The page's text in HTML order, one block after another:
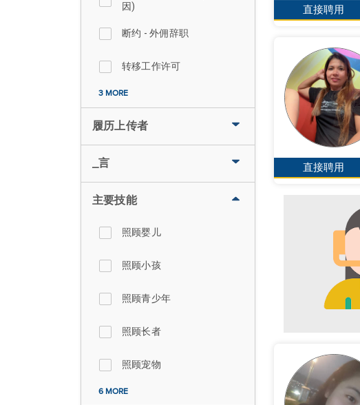
因)
断约 - 外佣辞职
转移工作许可
3 MORE
履历上传者
_言
主要技能
照顾婴儿
照顾小孩
照顾青少年
照顾长者
照顾宠物
6 MORE
直接聘用
直接聘用